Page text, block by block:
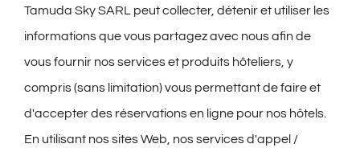
Tamuda Sky SARL peut collecter, détenir et utiliser les
informations que vous partagez avec nous afin de
vous fournir nos services et produits hôteliers, y
compris (sans limitation) vous permettant de faire et
d'accepter des réservations en ligne pour nos hôtels.
En utilisant nos sites Web, nos services d'appel /